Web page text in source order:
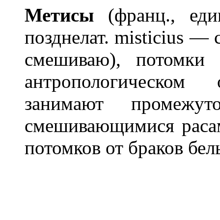
Метисы (франц.,
позднелат. misticius —
смешиваю),
занимают
смешивающимися
потомков от браков